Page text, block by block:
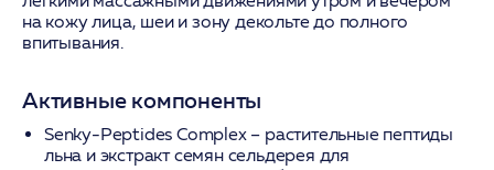
на кожу лица, шеи и зону декольте до полного
впитывания.
Активные компоненты
Senky-Peptides Complex– растительные пептиды
льна и экстракт семян сельдерея для